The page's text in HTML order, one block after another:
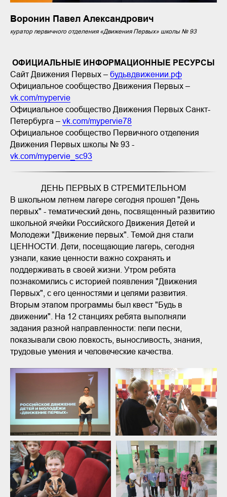
Воронин Павел Александрович
куратор первичного отделения «Движения Первых» школы № 93
ОФИЦИАЛЬНЫЕ ИНФОРМАЦИОННЫЕ РЕСУРСЫ
Сайт Движения Первых – будьвдвижении.рф
Официальное сообщество Движения Первых –
vk.com/mypervie
Официальное сообщество Движения Первых Санкт-
Петербурга – vk.com/mypervie78
Официальное сообщество Первичного отделения
Движения Первых школы № 93 -
vk.com/mypervie_sc93
ДЕНЬ ПЕРВЫХ В СТРЕМИТЕЛЬНОМ
В школьном летнем лагере сегодня прошел "День
первых" - тематический день, посвященный развитию
школьной ячейки Российского Движения Детей и
Молодежи "Движение первых". Темой дня стали
ЦЕННОСТИ. Дети, посещающие лагерь, сегодня
узнали, какие ценности важно сохранять и
поддерживать в своей жизни. Утром ребята
познакомились с историей появления "Движения
Первых", с его ценностями и целями развития.
Вторым этапом программы был квест "Будь в
движении". На 12 станциях ребята выполняли
задания разной направленности: пели песни,
показывали свою ловкость, выносливость, знания,
трудовые умения и человеческие качества.